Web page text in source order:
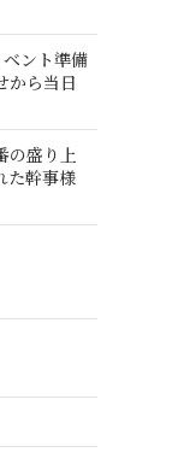
ベント準備
から当日
の盛り上
た幹事様